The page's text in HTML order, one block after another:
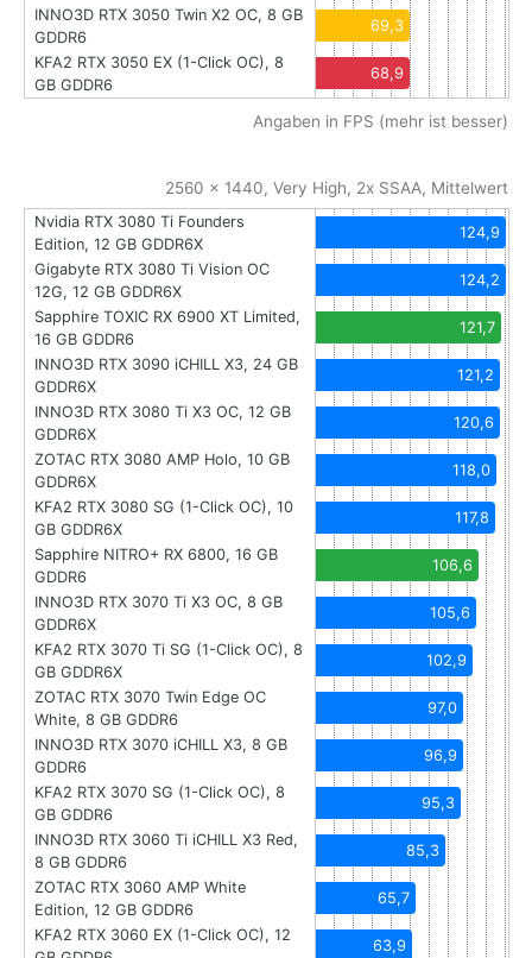
INNO3D RTX 3050 Twin X2 OC, 8 GB
GDDR6
69,3
KFA2 RTX 3050 EX (1-Click OC), 8
GB GDDR6
68,9
Angaben in FPS (mehr ist besser)
2560 x 1440, Very High, 2x SSAA, Mittelwert
Nvidia RTX 3080 Ti Founders
Edition, 12 GB GDDR6X
124,9
Gigabyte RTX 3080 Ti Vision OC
12G, 12 GB GDDR6X
124,2
Sapphire TOXIC RX 6900 XT Limited,
16 GB GDDR6
121,7
INNO3D RTX 3090 iCHILL X3, 24 GB
GDDR6X
121,2
INNO3D RTX 3080 Ti X3 OC, 12 GB
GDDR6X
120,6
ZOTAC RTX 3080 AMP Holo, 10 GB
GDDR6X
118,0
KFA2 RTX 3080 SG (1-Click OC), 10
GB GDDR6X
117,8
Sapphire NITRO+ RX 6800, 16 GB
GDDR6
106,6
INNO3D RTX 3070 Ti X3 OC, 8 GB
GDDR6X
105,6
KFA2 RTX 3070 Ti SG (1-Click OC), 8
GB GDDR6X
102,9
ZOTAC RTX 3070 Twin Edge OC
White, 8 GB GDDR6
97,0
INNO3D RTX 3070 iCHILL X3, 8 GB
GDDR6
96,9
KFA2 RTX 3070 SG (1-Click OC), 8
GB GDDR6
95,3
INNO3D RTX 3060 Ti iCHILL X3 Red,
8 GB GDDR6
85,3
ZOTAC RTX 3060 AMP White
Edition, 12 GB GDDR6
65,7
KFA2 RTX 3060 EX (1-Click OC), 12
63,9